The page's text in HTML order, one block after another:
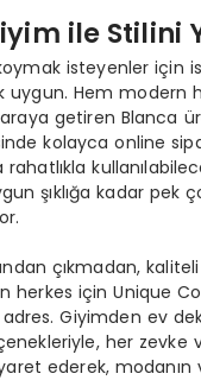
ile Stilini
isteyenler için
uygun. Hem modern
getiren Blanca
kolayca online
şıklığa kadar pek
çıkmadan,
herkes için Unique
Giyimden ev
her zevke
ederek, modanın